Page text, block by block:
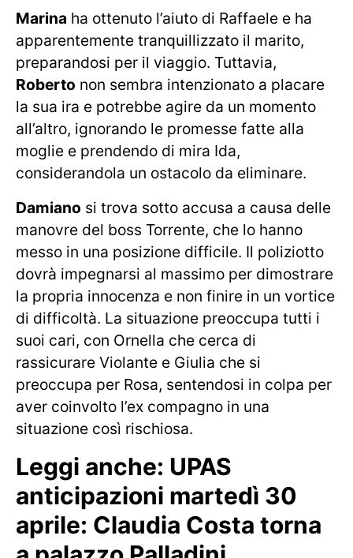
Marina ha ottenuto l’aiuto di Raffaele e ha
apparentemente tranquillizzato il marito,
preparandosi per il viaggio. Tuttavia,
Roberto non sembra intenzionato a placare
la sua ira e potrebbe agire da un momento
all’altro, ignorando le promesse fatte alla
moglie e prendendo di mira Ida,
considerandola un ostacolo da eliminare.
Damiano si trova sotto accusa a causa delle
manovre del boss Torrente, che lo hanno
messo in una posizione difficile. Il poliziotto
dovrà impegnarsi al massimo per dimostrare
la propria innocenza e non finire in un vortice
di difficoltà. La situazione preoccupa tutti i
suoi cari, con Ornella che cerca di
rassicurare Violante e Giulia che si
preoccupa per Rosa, sentendosi in colpa per
aver coinvolto l’ex compagno in una
situazione così rischiosa.
Leggi anche: UPAS
anticipazioni martedì 30
aprile: Claudia Costa torna